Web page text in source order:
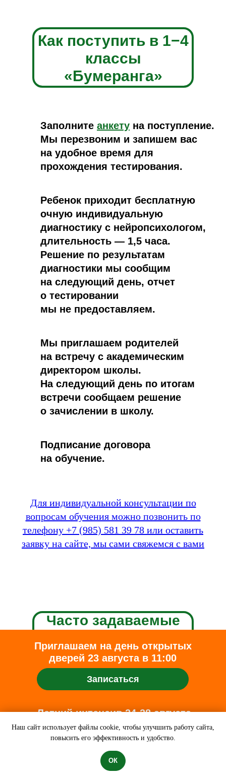
Наш сайт использует файлы cookie, чтобы улучшить работу сайта,
повысить его эффективность и удобство.
ОК
Приглашаем на день открытых
дверей 23 августа в 11:00
Записаться
Летний интенсив 24-28 августа
Как поступить в 1−4
классы
«Бумеранга»
Заполните анкету на поступление.
Мы перезвоним и запишем вас
на удобное время для
прохождения тестирования.
Ребенок приходит бесплатную
очную индивидуальную
диагностику с нейропсихологом,
длительность — 1,5 часа.
Решение по результатам
диагностики мы сообщим
на следующий день, отчет
о тестировании
мы не предоставляем.
Мы приглашаем родителей
на встречу с академическим
директором школы.
На следующий день по итогам
встречи сообщаем решение
о зачислении в школу.
Подписание договора
на обучение.
Для индивидуальной консультации по
вопросам обучения можно позвонить по
телефону +7 (985) 581 39 78 или оставить
заявку на сайте, мы сами свяжемся с вами
Часто задаваемые
вопросы
Гаджеты